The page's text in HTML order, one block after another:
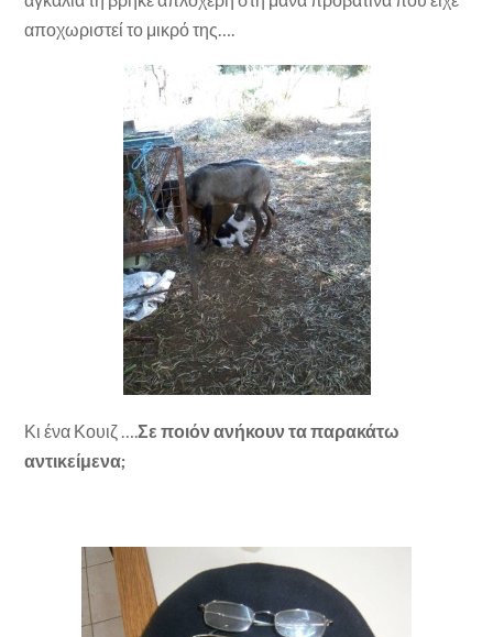
αποχωριστεί το μικρό της….
Κι ένα Κουιζ ….Σε ποιόν ανήκουν τα παρακάτω
αντικείμενα;